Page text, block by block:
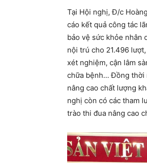
Tại Hội nghị, Đ/c
cáo kết quả công tác
bảo vệ sức khỏe nhân
nội trú cho 21.496
xét nghiệm, cận lâm
chữa bệnh… Đồng thời
nâng cao chất lượng
nghị còn có các tham
trào thi đua nâng cao